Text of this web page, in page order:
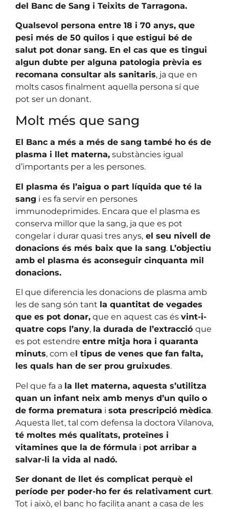
del Banc de Sang i Teixits de Tarragona.
Qualsevol persona entre 18 i 70 anys, que
pesi més de 50 quilos i que estigui bé de
salut pot donar sang. En el cas que es tingui
algun dubte per alguna patologia prèvia es
recomana consultar als sanitaris, ja que en
molts casos finalment aquella persona sí que
pot ser un donant.
Molt més que sang
El Banc a més a més de sang també ho és de
plasma i llet materna, substàncies igual
d’importants per a les persones.
El plasma és l’aigua o part líquida que té la
sang i es fa servir en persones
immunodeprimides. Encara que el plasma es
conserva millor que la sang, ja que es pot
congelar i durar quasi tres anys, el seu nivell de
donacions és més baix que la sang. L’objectiu
amb el plasma és aconseguir cinquanta mil
donacions.
El que diferencia les donacions de plasma amb
les de sang són tant la quantitat de vegades
que es pot donar, que en aquest cas és vint-i-
quatre cops l’any, la durada de l’extracció que
es pot estendre entre mitja hora i quaranta
minuts, com el tipus de venes que fan falta,
les quals han de ser prou gruixudes.
Pel que fa a la llet materna, aquesta s’utilitza
quan un infant neix amb menys d’un quilo o
de forma prematura i sota prescripció mèdica.
Aquesta llet, tal com defensa la doctora Vilanova,
té moltes més qualitats, proteïnes i
vitamines que la de fórmula i pot arribar a
salvar-li la vida al nadó.
Ser donant de llet és complicat perquè el
període per poder-ho fer és relativament curt.
Tot i això, el banc ho facilita anant a casa de les